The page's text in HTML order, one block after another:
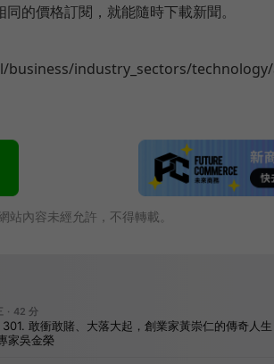
的價格訂閱，就能隨時下載新聞。
industry_sectors/technology/
站內容未經允許，不得轉載。